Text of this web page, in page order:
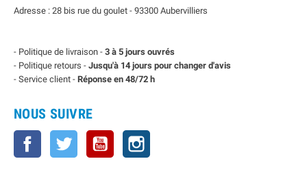
Adresse : 28 bis rue du goulet - 93300 Aubervilliers
- Politique de livraison - 3 à 5 jours ouvrés
- Politique retours - Jusqu'à 14 jours pour changer d'avis
- Service client - Réponse en 48/72 h
NOUS SUIVRE
Facebook Twitter YouTube